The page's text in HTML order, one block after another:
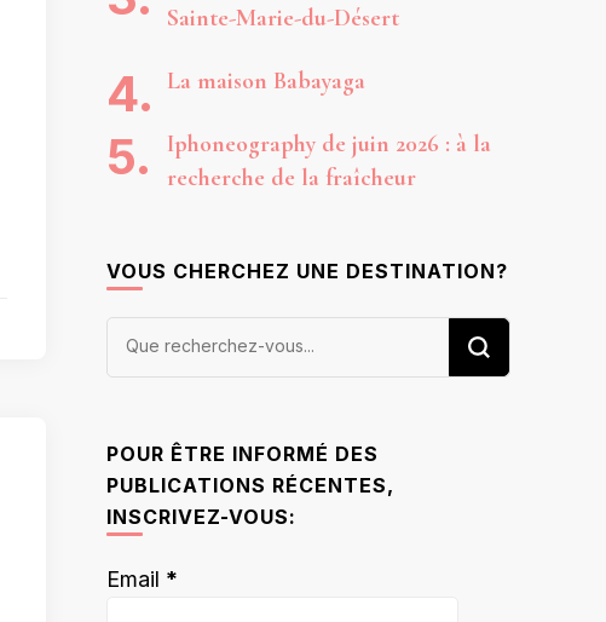
Sainte-Marie-du-Désert
La maison Babayaga
Iphoneography de juin 2026 : à la
recherche de la fraîcheur
VOUS CHERCHEZ UNE DESTINATION?
Vous
POUR ÊTRE INFORMÉ DES
PUBLICATIONS RÉCENTES,
INSCRIVEZ-VOUS:
Email *